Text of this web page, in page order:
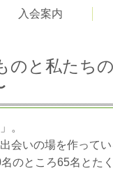
入会案内
と私たち
。
会いの場を作って
のところ65名とた